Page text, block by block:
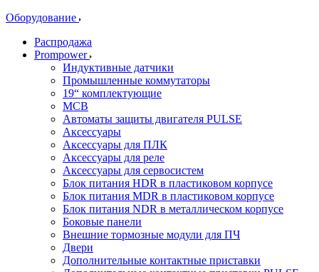
Оборудование
Распродажа
Prompower
Индуктивные датчики
Промышленные коммутаторы
19“ комплектующие
MCB
Автоматы защиты двигателя PULSE
Аксессуары
Аксессуары для ПЛК
Аксессуары для реле
Аксессуары для сервосистем
Блок питания HDR в пластиковом корпусе
Блок питания MDR в пластиковом корпусе
Блок питания NDR в металлическом корпусе
Боковые панели
Внешние тормозные модули для ПЧ
Двери
Дополнительные контактные приставки